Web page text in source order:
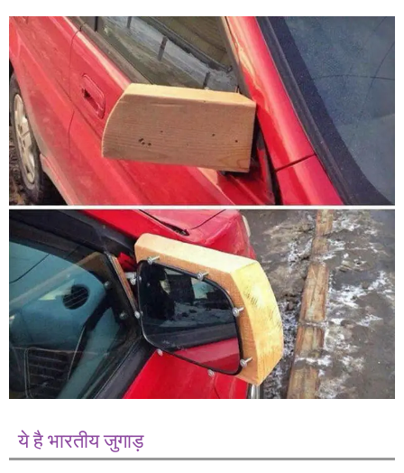
ये है भारतीय जुगाड़